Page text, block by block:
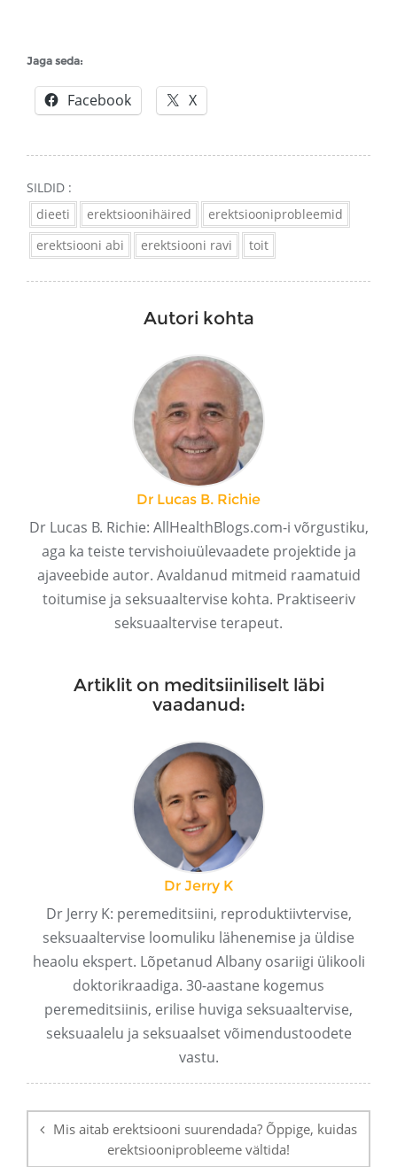
Jaga seda:
Facebook X
SILDID :
dieeti
erektsioonihäired
erektsiooniprobleemid
erektsiooni abi
erektsiooni ravi toit
Autori kohta
Dr Lucas B. Richie
Dr Lucas B. Richie: AllHealthBlogs.com-i võrgustiku,
aga ka teiste tervishoiuülevaadete projektide ja
ajaveebide autor. Avaldanud mitmeid raamatuid
toitumise ja seksuaaltervise kohta. Praktiseeriv
seksuaaltervise terapeut.
Artiklit on meditsiiniliselt läbi
vaadanud:
Dr Jerry K
Dr Jerry K: peremeditsiini, reproduktiivtervise,
seksuaaltervise loomuliku lähenemise ja üldise
heaolu ekspert. Lõpetanud Albany osariigi ülikooli
doktorikraadiga. 30-aastane kogemus
peremeditsiinis, erilise huviga seksuaaltervise,
seksuaalelu ja seksuaalset võimendustoodete
vastu.
navigeerimine
Mis aitab erektsiooni suurendada? Õppige, kuidas
erektsiooniprobleeme vältida!